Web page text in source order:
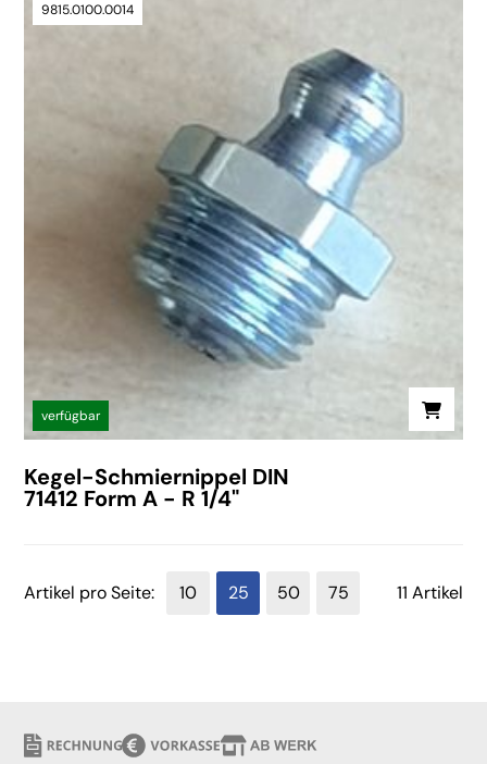
9815.0100.0014
verfügbar
Kegel-Schmiernippel DIN
71412 Form A - R 1/4"
11 Artikel
Artikel pro Seite: 10 25 50 75